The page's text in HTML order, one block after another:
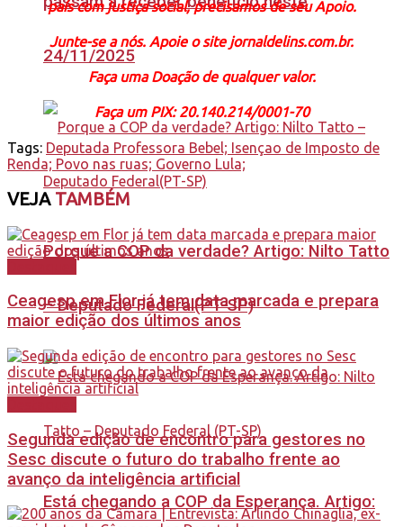
24/11/2025
Porque a COP da verdade? Artigo: Nilto Tatto
– Deputado Federal(PT-SP)
Está chegando a COP da Esperança. Artigo:
país com justiça social, precisamos de seu Apoio.
Junte-se a nós. Apoie o site jornaldelins.com.br.
Faça uma Doação de qualquer valor.
Faça um PIX: 20.140.214/0001-70
Tags: Deputada Professora Bebel; Isençao de Imposto de
Renda; Povo nas ruas; Governo Lula;
VEJATAMBÉM
Ceagesp em Flor já tem data marcada e prepara
maior edição dos últimos anos
Segunda edição de encontro para gestores no
Sesc discute o futuro do trabalho frente ao
avanço da inteligência artificial